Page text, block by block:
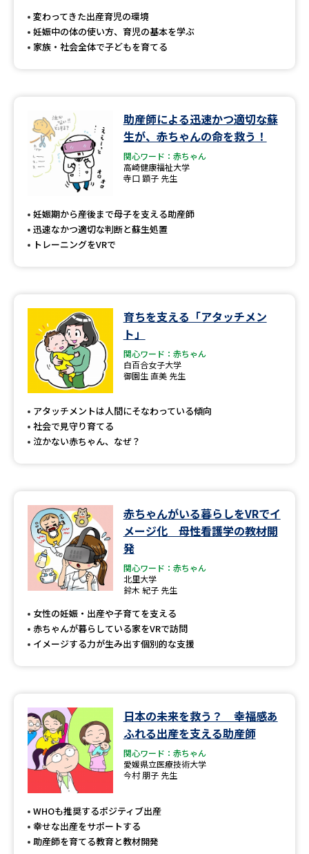
Ｑ＆Ａ よくあるご質問 大学進学IDについて
お支払いサイト
個人情報取扱規定
特定商取引表記
テレメール進学カタログ
訂正のご案内
変わってきた出産育児の環境
妊娠中の体の使い方、育児の基本を学ぶ
家族・社会全体で子どもを育てる
助産師による迅速かつ適切な蘇
生が、赤ちゃんの命を救う！
関心ワード：赤ちゃん
高崎健康福祉大学
寺口 顕子 先生
妊娠期から産後まで母子を支える助産師
迅速なかつ適切な判断と蘇生処置
トレーニングをVRで
育ちを支える「アタッチメン
ト」
関心ワード：赤ちゃん
白百合女子大学
御園生 直美 先生
アタッチメントは人間にそなわっている傾向
社会で見守り育てる
泣かない赤ちゃん、なぜ？
赤ちゃんがいる暮らしをVRでイ
メージ化 母性看護学の教材開
発
関心ワード：赤ちゃん
北里大学
鈴木 紀子 先生
女性の妊娠・出産や子育てを支える
赤ちゃんが暮らしている家をVRで訪問
イメージする力が生み出す個別的な支援
日本の未来を救う？ 幸福感あ
ふれる出産を支える助産師
関心ワード：赤ちゃん
愛媛県立医療技術大学
今村 朋子 先生
WHOも推奨するポジティブ出産
幸せな出産をサポートする
助産師を育てる教育と教材開発